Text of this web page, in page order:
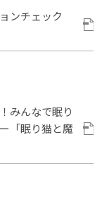
ンチェック
みんなで眠り
「眠り猫と魔